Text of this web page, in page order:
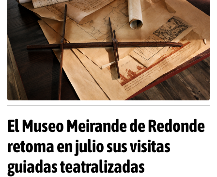
El Museo Meirande de Redonde
retoma en julio sus visitas
guiadas teatralizadas